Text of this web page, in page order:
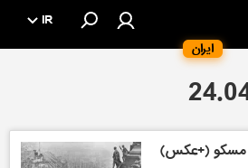
ایران
IR
مسکو (+عکس)